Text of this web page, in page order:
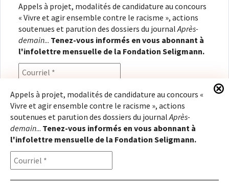
Appels à projet, modalités de candidature au concours
« Vivre et agir ensemble contre le racisme », actions
soutenues et parution des dossiers du journal Après-
demain... Tenez-vous informés en vous abonnant à
l'infolettre mensuelle de la Fondation Seligmann.
En renseignant votre adresse électronique, vous
consentez à recevoir l'infolettre de la Fondation
Seligmann, conformément à notrepolitique de
confidentialité. Il vous sera possible de vous
désabonner à tout moment.
Appels à projet, modalités de candidature au concours «
Vivre et agir ensemble contre le racisme », actions
soutenues et parution des dossiers du journalAprès-
demain... Tenez-vous informés en vous abonnant à
l'infolettre mensuelle de la Fondation Seligmann.